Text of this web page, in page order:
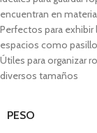
encuentran en
Perfectos para
espacios como
Útiles para organizar
diversos tamaños
PESO